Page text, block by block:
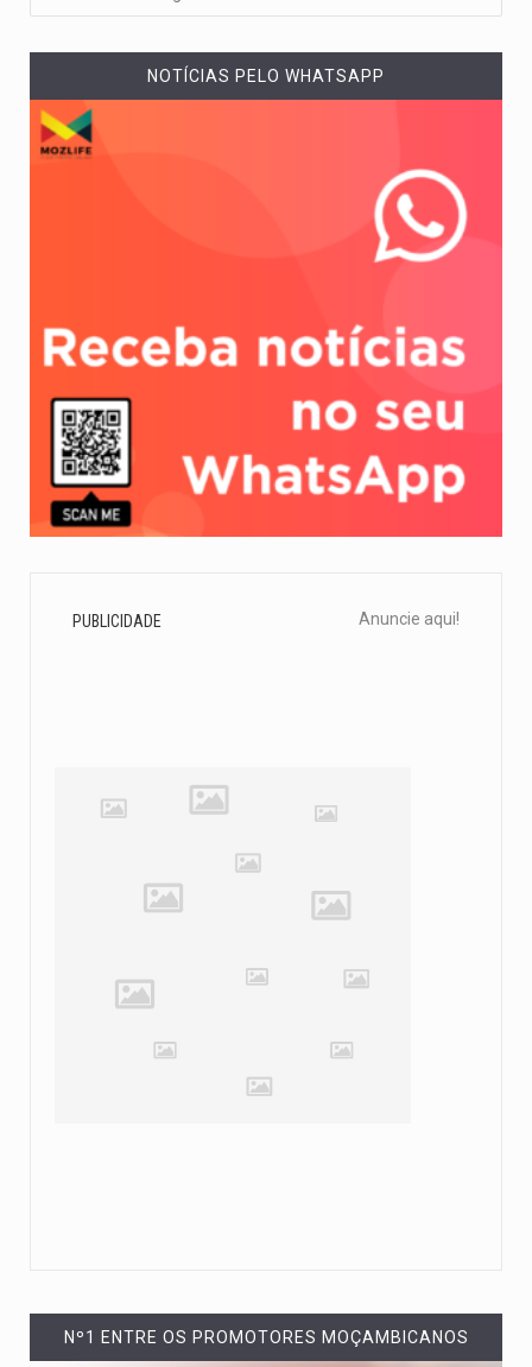
NOTÍCIAS PELO WHATSAPP
PUBLICIDADE Anuncie aqui!
Nº1 ENTRE OS PROMOTORES MOÇAMBICANOS